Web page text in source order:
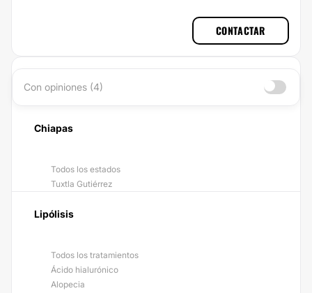
CONTACTAR
Con opiniones (4)
Chiapas
Todos los estados
Tuxtla Gutiérrez
Lipólisis
Todos los tratamientos
Ácido hialurónico
Alopecia